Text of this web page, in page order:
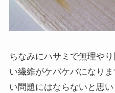
ちなみにハサミで無理や
い繊維がケバケバになり
い問題にはならないと思